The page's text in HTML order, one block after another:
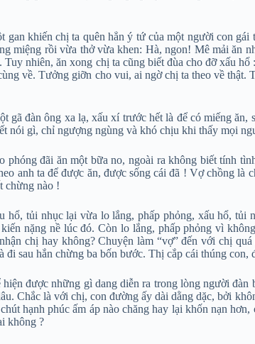
khiến chị ta quên hẳn ý tứ của một người con
miệng rồi vừa thở vừa khen: Hà, ngon! Mê mải ăn
nhiên, ăn xong chị ta cũng biết đùa cho đỡ xấu
về. Tưởng giỡn cho vui, ai ngờ chị ta theo về
gã đàn ông xa lạ, xấu xí trước hết là để có miếng
nói gì, chỉ ngượng ngùng và khó chịu khi thấy mọi
đãi ăn một bữa no, ngoài ra không biết tính
anh ta để được ăn, được sống cái đã ! Vợ chồng
chừng nào !
hổ, tủi nhục lại vừa lo lắng, phấp phỏng, xấu hổ,
nặng nề lúc đó. Còn lo lắng, phấp phỏng vì
chị hay không? Chuyện làm “vợ” đến với chị
đi sau hắn chừng ba bốn bước. Thị cắp cái thúng
hiện được những gì dang diễn ra trong lòng người
Chắc là với chị, con đường ấy dài dằng dặc, bởi
hạnh phúc ấm áp nào chăng hay lại khốn nạn
không ?